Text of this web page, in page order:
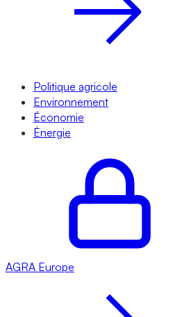
Politique agricole
Environnement
Économie
Énergie
AGRA Europe